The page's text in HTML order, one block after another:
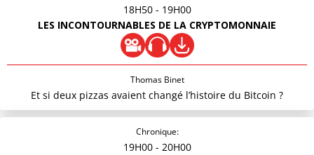
18H50 - 19H00
LES INCONTOURNABLES DE LA CRYPTOMONNAIE
Thomas Binet
Et si deux pizzas avaient changé l’histoire du Bitcoin ?
Chronique:
19H00 - 20H00